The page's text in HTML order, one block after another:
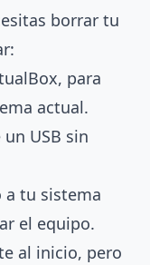
borrar tu
para
actual.
USB sin
tu sistema
el equipo.
al inicio, pero